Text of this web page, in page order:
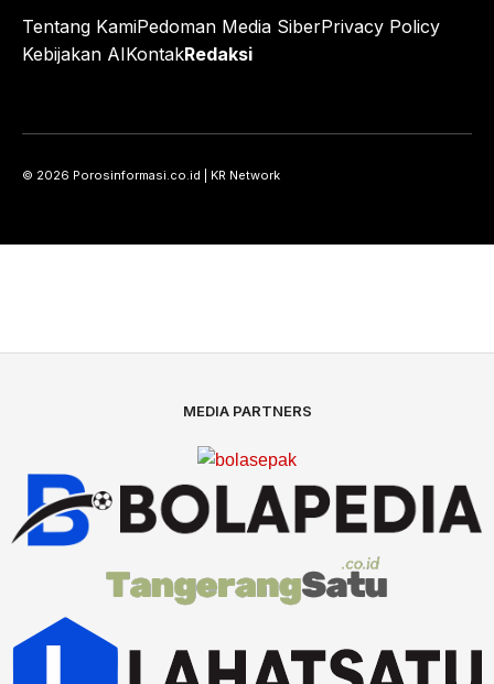
Tentang KamiPedoman Media SiberPrivacy Policy
Kebijakan AIKontakRedaksi
© 2026 Porosinformasi.co.id | KR Network
MEDIA PARTNERS